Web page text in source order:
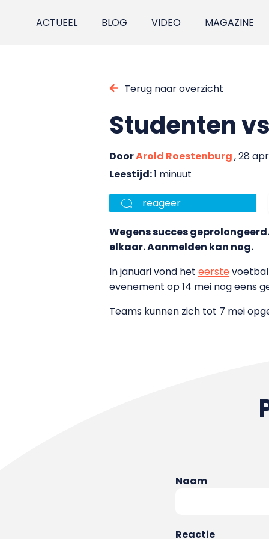
ACTUEEL BLOG VIDEO MAGAZINE
Terug naar overzicht
Studenten
DoorArold Roestenburg, 28
Leestijd:1 minuut
reageer
Wegens succes
elkaar. Aanmelden kan nog.
In januari vond het eerste
evenement op 14 mei nog eens
Teams kunnen zich tot 7 mei
Naam
Reactie